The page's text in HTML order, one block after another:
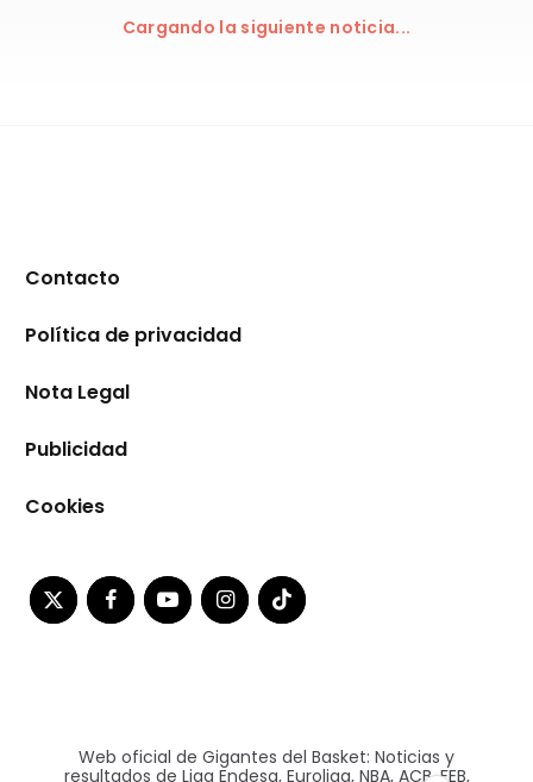
Cargando la siguiente noticia...
Contacto
Política de privacidad
Nota Legal
Publicidad
Cookies
Web oficial de Gigantes del Basket: Noticias y
resultados de Liga Endesa, Euroliga, NBA, ACB, FEB,